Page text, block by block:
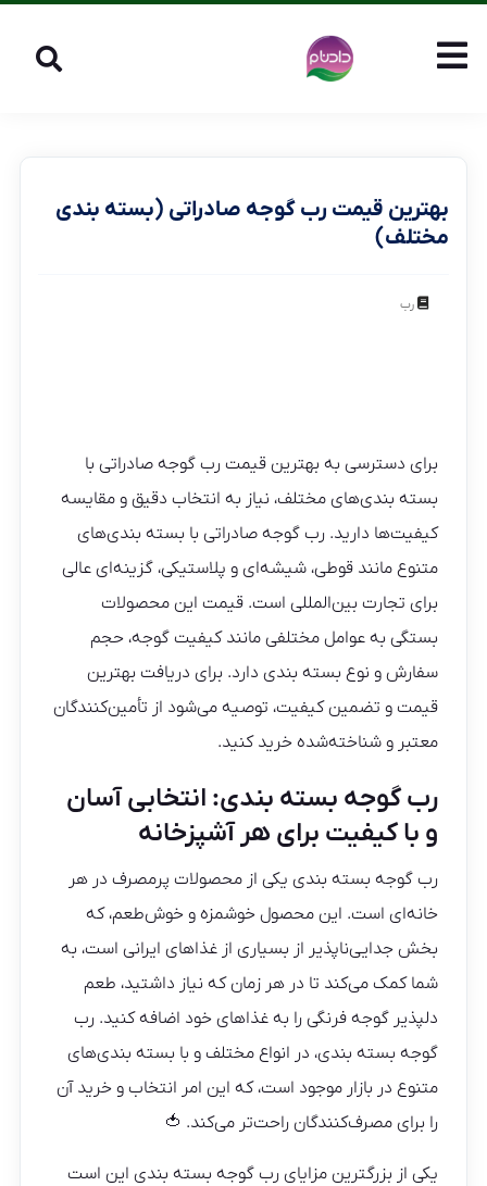
بهترین قیمت رب گوجه صادراتی (بسته بندی
مختلف)
رب
برای دسترسی به بهترین قیمت رب گوجه صادراتی با
بسته‌ بندی‌های مختلف، نیاز به انتخاب دقیق و مقایسه
کیفیت‌ها دارید. رب گوجه صادراتی با بسته‌ بندی‌های
متنوع مانند قوطی، شیشه‌ای و پلاستیکی، گزینه‌ای عالی
برای تجارت بین‌المللی است. قیمت این محصولات
بستگی به عوامل مختلفی مانند کیفیت گوجه، حجم
سفارش و نوع بسته‌ بندی دارد. برای دریافت بهترین
قیمت و تضمین کیفیت، توصیه می‌شود از تأمین‌کنندگان
معتبر و شناخته‌شده خرید کنید.
رب گوجه بسته بندی: انتخابی آسان
و با کیفیت برای هر آشپزخانه
رب گوجه بسته بندی یکی از محصولات پرمصرف در هر
خانه‌ای است. این محصول خوشمزه و خوش‌طعم، که
بخش جدایی‌ناپذیر از بسیاری از غذاهای ایرانی است، به
شما کمک می‌کند تا در هر زمان که نیاز داشتید، طعم
دلپذیر گوجه فرنگی را به غذاهای خود اضافه کنید. رب
گوجه بسته بندی، در انواع مختلف و با بسته‌ بندی‌های
متنوع در بازار موجود است، که این امر انتخاب و خرید آن
را برای مصرف‌کنندگان راحت‌تر می‌کند. 🍅
یکی از بزرگترین مزایای رب گوجه بسته بندی این است